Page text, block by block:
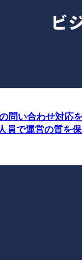
問い合わせ対応
員で運営の質を